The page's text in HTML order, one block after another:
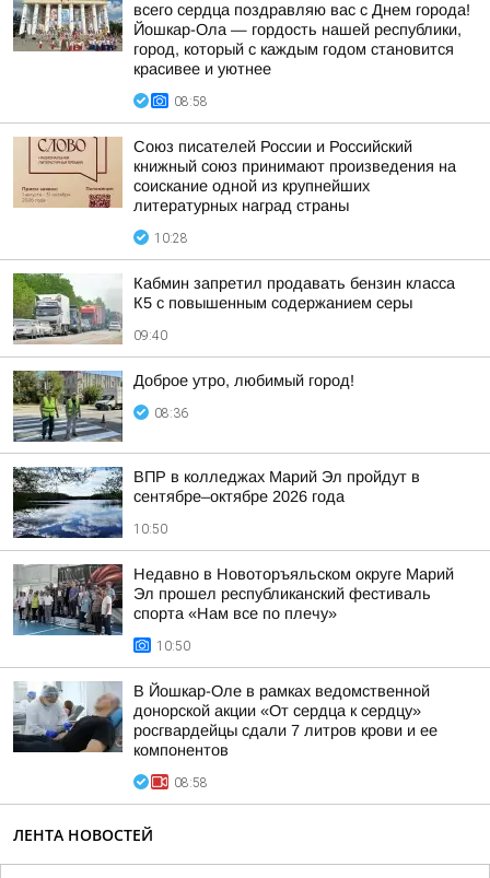
всего сердца поздравляю вас с Днем города!
Йошкар-Ола — гордость нашей республики,
город, который с каждым годом становится
красивее и уютнее
08:58
Союз писателей России и Российский
книжный союз принимают произведения на
соискание одной из крупнейших
литературных наград страны
10:28
Кабмин запретил продавать бензин класса
К5 с повышенным содержанием серы
09:40
Доброе утро, любимый город!
08:36
ВПР в колледжах Марий Эл пройдут в
сентябре–октябре 2026 года
10:50
Недавно в Новоторъяльском округе Марий
Эл прошел республиканский фестиваль
спорта «Нам все по плечу»
10:50
В Йошкар-Оле в рамках ведомственной
донорской акции «От сердца к сердцу»
росгвардейцы сдали 7 литров крови и ее
компонентов
08:58
ЛЕНТА НОВОСТЕЙ